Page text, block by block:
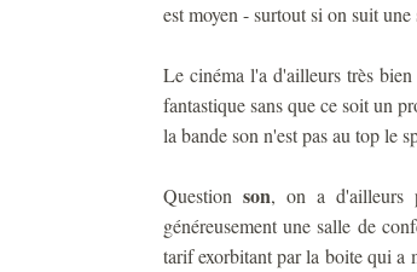
est moyen - surtout si on suit
Le cinéma l'a d'ailleurs très
fantastique sans que ce soit un
la bande son n'est pas au top le
Question son, on a d'ailleurs
généreusement une salle de
tarif exorbitant par la boite qui a